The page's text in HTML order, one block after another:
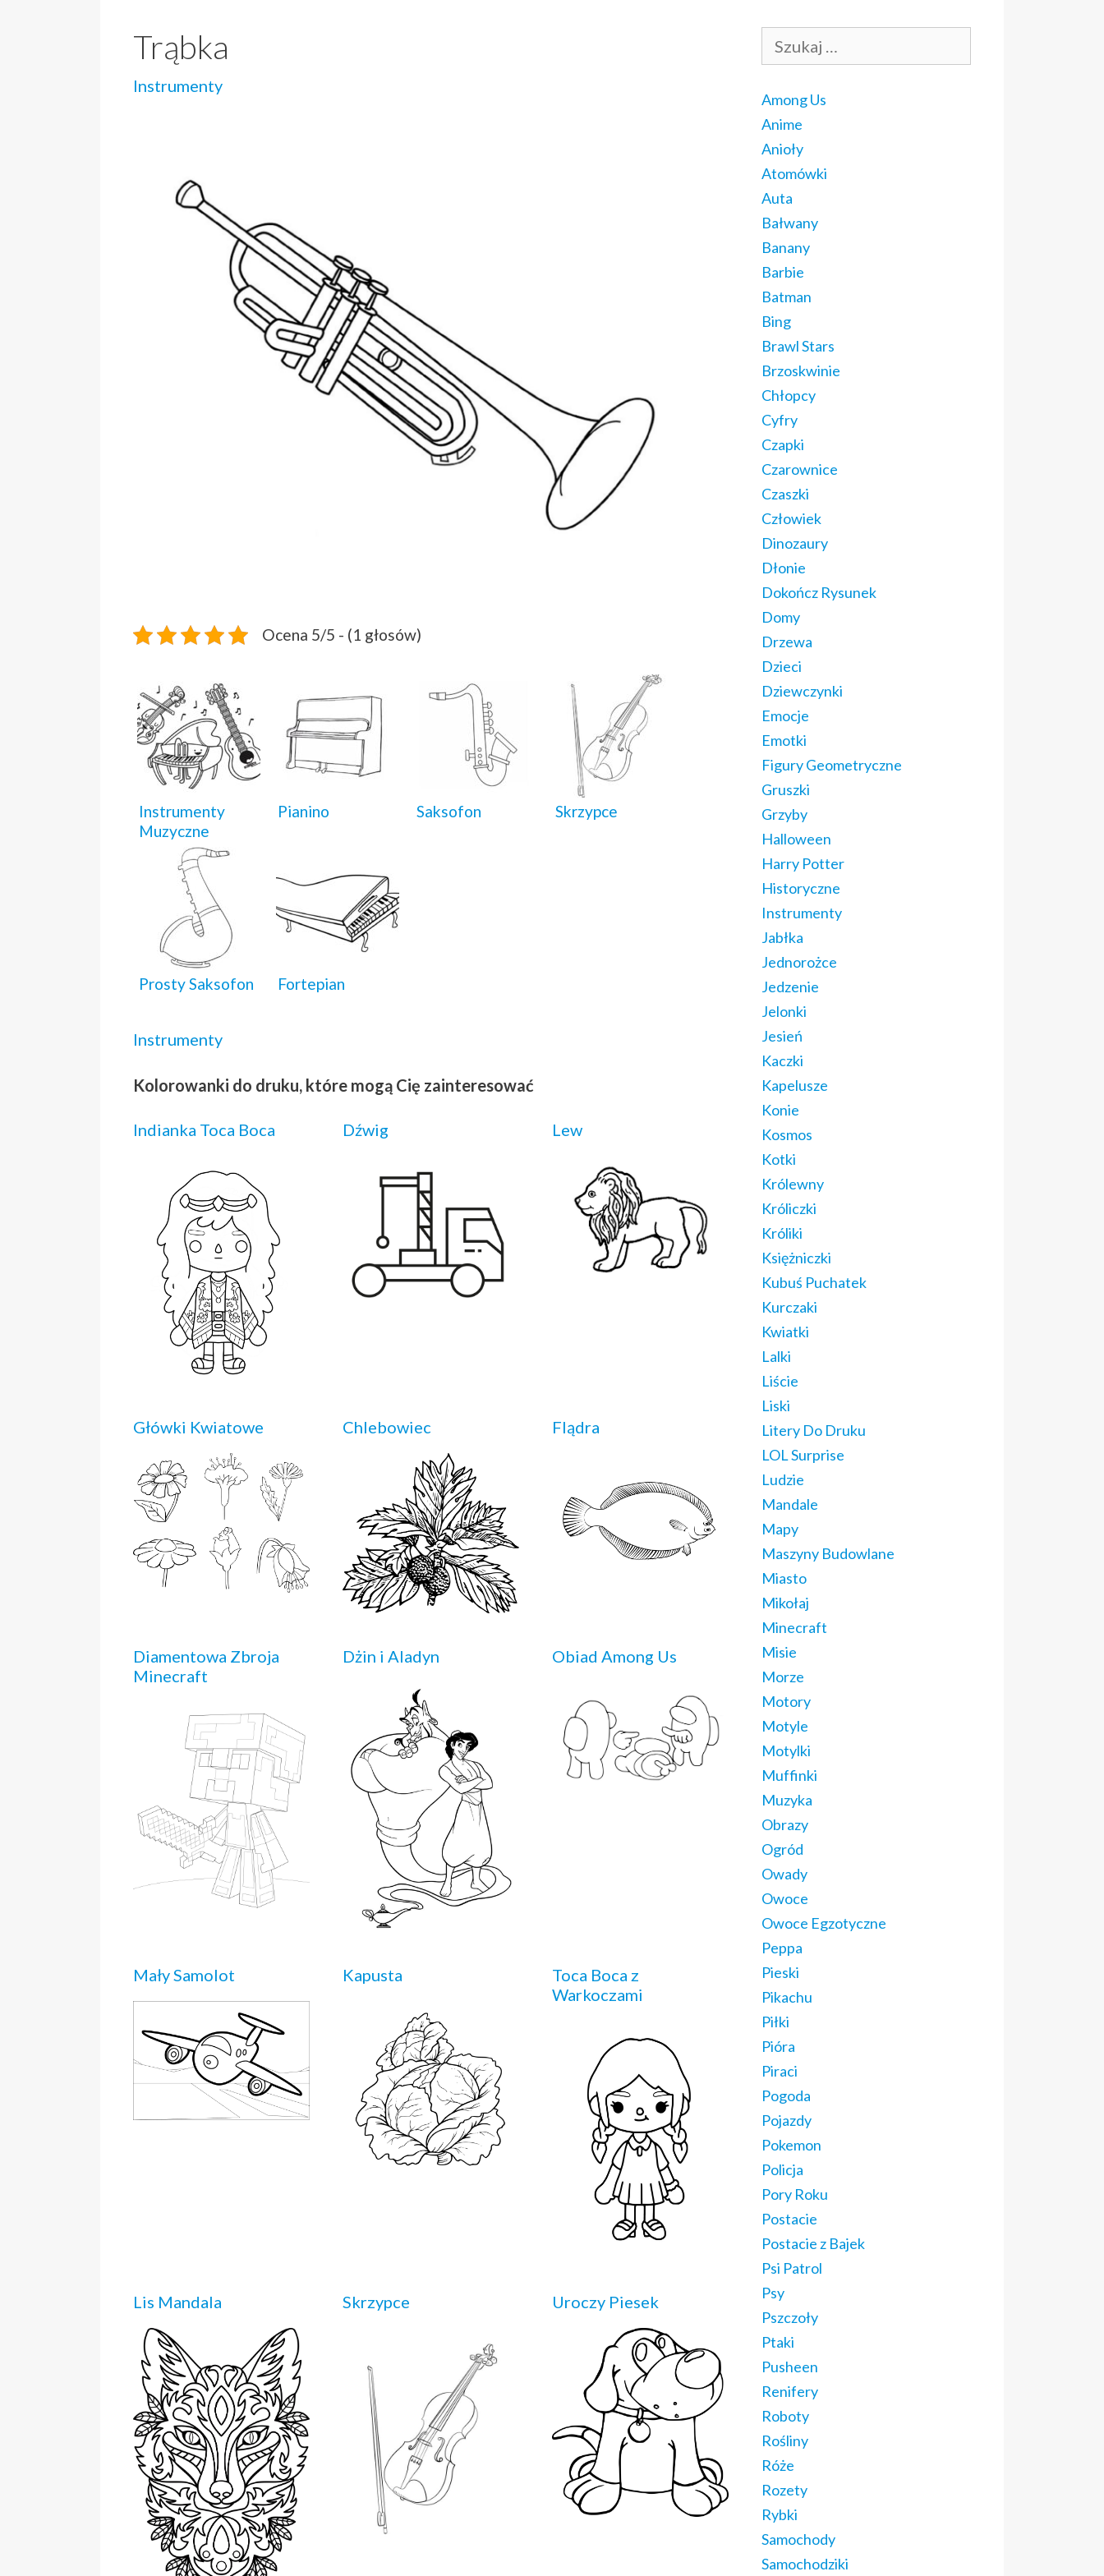
Trąbka
Instrumenty
Ocena 5/5 - (1 głosów)
Instrumenty
Muzyczne
Pianino Saksofon Skrzypce
Prosty Saksofon Fortepian
Instrumenty
Kolorowanki do druku, które mogą Cię zainteresować
Indianka Toca Boca Dźwig Lew
Główki Kwiatowe Chlebowiec Flądra
Diamentowa Zbroja
Minecraft
Dżin i Aladyn Obiad Among Us
Mały Samolot Kapusta
Toca Boca z
Warkoczami
Lis Mandala Skrzypce Uroczy Piesek
Among Us
Anime
Anioły
Atomówki
Auta
Bałwany
Banany
Barbie
Batman
Bing
Brawl Stars
Brzoskwinie
Chłopcy
Cyfry
Czapki
Czarownice
Czaszki
Człowiek
Dinozaury
Dłonie
Dokończ Rysunek
Domy
Drzewa
Dzieci
Dziewczynki
Emocje
Emotki
Figury Geometryczne
Gruszki
Grzyby
Halloween
Harry Potter
Historyczne
Instrumenty
Jabłka
Jednorożce
Jedzenie
Jelonki
Jesień
Kaczki
Kapelusze
Konie
Kosmos
Kotki
Królewny
Króliczki
Króliki
Księżniczki
Kubuś Puchatek
Kurczaki
Kwiatki
Lalki
Liście
Liski
Litery Do Druku
LOL Surprise
Ludzie
Mandale
Mapy
Maszyny Budowlane
Miasto
Mikołaj
Minecraft
Misie
Morze
Motory
Motyle
Motylki
Muffinki
Muzyka
Obrazy
Ogród
Owady
Owoce
Owoce Egzotyczne
Peppa
Pieski
Pikachu
Piłki
Pióra
Piraci
Pogoda
Pojazdy
Pokemon
Policja
Pory Roku
Postacie
Postacie z Bajek
Psi Patrol
Psy
Pszczoły
Ptaki
Pusheen
Renifery
Roboty
Rośliny
Róże
Rozety
Rybki
Samochody
Samochodziki